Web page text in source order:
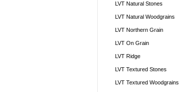
LVT Natural Stones
LVT Natural Woodgrains
LVT Northern Grain
LVT On Grain
LVT Ridge
LVT Textured Stones
LVT Textured Woodgrains